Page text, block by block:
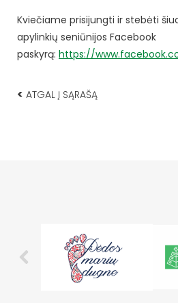
Kviečiame prisijungti ir stebėti
apylinkių seniūnijos Facebook
paskyrą: https://
< ATGAL Į SĄRAŠĄ